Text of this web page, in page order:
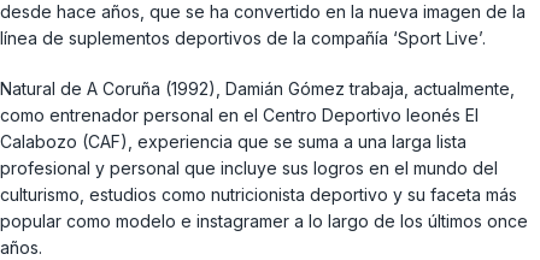
desde hace años, que se ha convertido en la nueva imagen de la
línea de suplementos deportivos de la compañía ‘Sport Live’.
Natural de A Coruña (1992), Damián Gómez trabaja, actualmente,
como entrenador personal en el Centro Deportivo leonés El
Calabozo (CAF), experiencia que se suma a una larga lista
profesional y personal que incluye sus logros en el mundo del
culturismo, estudios como nutricionista deportivo y su faceta más
popular como modelo e instagramer a lo largo de los últimos once
años.